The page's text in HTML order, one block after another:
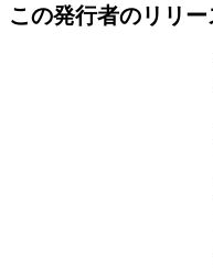
この発行者のリリー